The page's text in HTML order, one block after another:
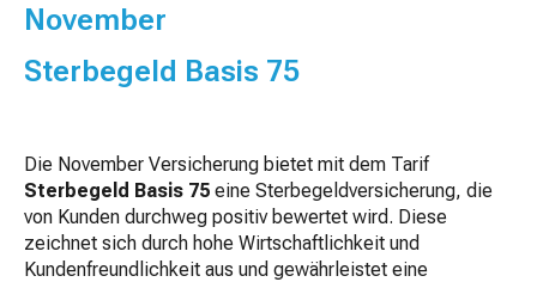
November
Sterbegeld Basis 75
Die November Versicherung bietet mit dem Tarif
Sterbegeld Basis 75 eine Sterbegeldversicherung, die
von Kunden durchweg positiv bewertet wird. Diese
zeichnet sich durch hohe Wirtschaftlichkeit und
Kundenfreundlichkeit aus und gewährleistet eine